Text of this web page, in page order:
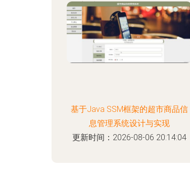
更新时间：2026-08-06 05:13:29
基于Java SSM框架的超市商品信
息管理系统设计与实现
更新时间：2026-08-06 20:14:04